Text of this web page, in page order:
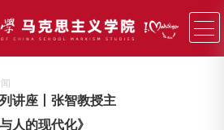
讲座丨张智教授主
人的现代化》